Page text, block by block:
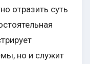
отразить суть
но и служит